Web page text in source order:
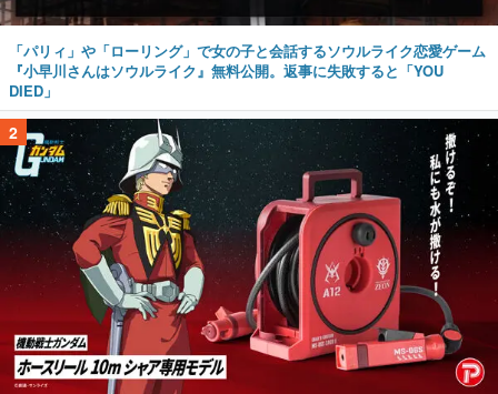
「パリィ」や「ローリング」で女の子と会話するソウルライク恋愛ゲーム
『小早川さんはソウルライク』無料公開。返事に失敗すると「YOU
DIED」
2